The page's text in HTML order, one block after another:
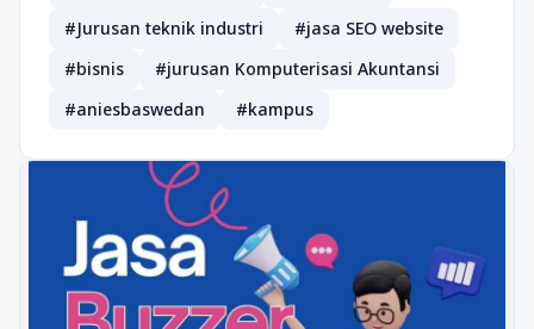
#Jurusan teknik industri
#jasa SEO website
#bisnis
#jurusan Komputerisasi Akuntansi
#aniesbaswedan
#kampus